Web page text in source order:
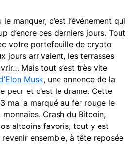
le manquer, c’est l’événement qui
d’encre ces derniers jours. Tout
votre portefeuille de crypto
jours arrivaient, les terrasses
Mais tout s’est très vite
Musk, une annonce de la
peur et c’est le drame. Cette
mai a marqué au fer rouge le
Crash du Bitcoin,
altcoins favoris, tout y est
revenir ensemble, à tête reposée